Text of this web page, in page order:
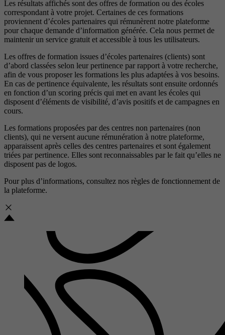
Les résultats affichés sont des offres de formation ou des écoles
correspondant à votre projet. Certaines de ces formations
proviennent d’écoles partenaires qui rémunèrent notre plateforme
pour chaque demande d’information générée. Cela nous permet de
maintenir un service gratuit et accessible à tous les utilisateurs.
Les offres de formation issues d’écoles partenaires (clients) sont
d’abord classées selon leur pertinence par rapport à votre recherche,
afin de vous proposer les formations les plus adaptées à vos besoins.
En cas de pertinence équivalente, les résultats sont ensuite ordonnés
en fonction d’un scoring précis qui met en avant les écoles qui
disposent d’éléments de visibilité, d’avis positifs et de campagnes en
cours.
Les formations proposées par des centres non partenaires (non
clients), qui ne versent aucune rémunération à notre plateforme,
apparaissent après celles des centres partenaires et sont également
triées par pertinence. Elles sont reconnaissables par le fait qu’elles ne
disposent pas de logos.
Pour plus d’informations, consultez nos règles de fonctionnement de
la plateforme.